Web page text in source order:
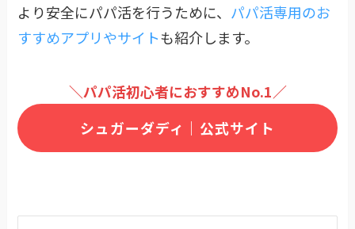
より安全にパパ活を行うために、 パパ活専用のお
すすめアプリやサイトも紹介します。
＼パパ活初心者におすすめNo.1／
シュガーダディ｜公式サイト